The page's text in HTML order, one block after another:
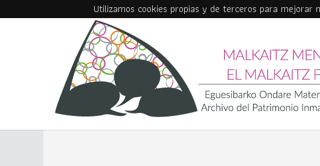
Utilizamos cookies propias y de terceros para mejorar